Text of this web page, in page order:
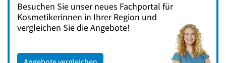
Besuchen Sie unser neues Fachportal für
Kosmetikerinnen in Ihrer Region und
vergleichen Sie die Angebote!